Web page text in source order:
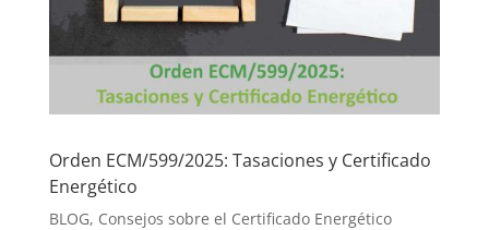
Orden ECM/599/2025: Tasaciones y Certificado
Energético
BLOG, Consejos sobre el Certificado Energético